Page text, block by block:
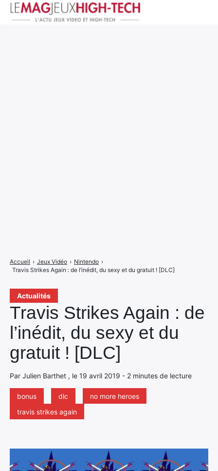
Actualités
Travis Strikes Again : de
l’inédit, du sexy et du
gratuit ! [DLC]
Par Julien Barthet , le 19 avril 2019 - 2 minutes de lecture
bonus dlc
no more heroes
travis strikes again
Accueil › Jeux Vidéo › Nintendo ›
Travis Strikes Again : de l’inédit, du sexy et du gratuit ! [DLC]